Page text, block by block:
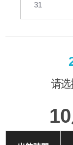
31
请选
10